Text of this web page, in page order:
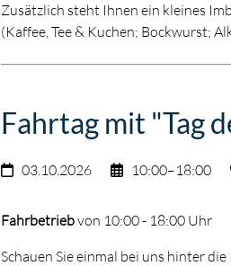
Zusätzlich steht Ihnen ein kleines
(Kaffee, Tee & Kuchen; Bockwurst;
Fahrtag mit "Tag
03.10.2026 10:00–18:00
Fahrbetriebvon 10:00 - 18:00 Uhr
Schauen Sie einmal bei uns hinter